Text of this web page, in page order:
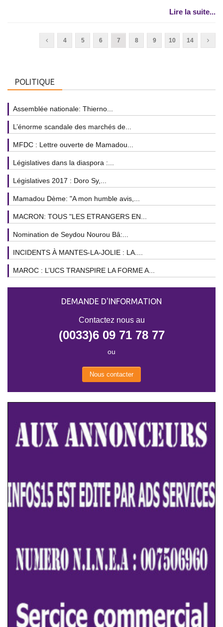
Lire la suite...
4 5 6 7 8 9 10 14
POLITIQUE
Assemblée nationale: Thierno...
L’énorme scandale des marchés de...
MFDC : Lettre ouverte de Mamadou...
Législatives dans la diaspora :...
Législatives 2017 : Doro Sy,...
Mamadou Dème: "A mon humble avis,...
MACRON: TOUS "LES ETRANGERS EN...
Nomination de Seydou Nourou Bâ:...
INCIDENTS À MANTES-LA-JOLIE : LA....
MAROC : L’UCS TRANSPIRE LA FORME A...
DEMANDE D'INFORMATION
Contactez nous au
(0033)6 09 71 78 77
ou
Nous contacter